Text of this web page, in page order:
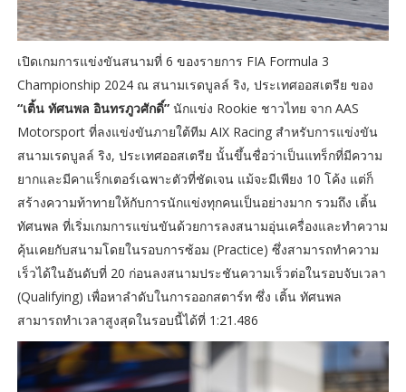
เปิดเกมการแข่งขันสนามที่ 6 ของรายการ FIA Formula 3
Championship 2024 ณ สนามเรดบูลล์ ริง, ประเทศออสเตรีย ของ
“เติ้น ทัศนพล อินทรภูวศักดิ์” นักแข่ง Rookie ชาวไทย จาก AAS
Motorsport ที่ลงแข่งขันภายใต้ทีม AIX Racing สำหรับการแข่งขัน
สนามเรดบูลล์ ริง, ประเทศออสเตรีย นั้นขึ้นชื่อว่าเป็นแทร็กที่มีความ
ยากและมีคาแร็กเตอร์เฉพาะตัวที่ชัดเจน แม้จะมีเพียง 10 โค้ง แต่ก็
สร้างความท้าทายให้กับการนักแข่งทุกคนเป็นอย่างมาก รวมถึง เติ้น
ทัศนพล ที่เริ่มเกมการแข่นขันด้วยการลงสนามอุ่นเครื่องและทำความ
คุ้นเคยกับสนามโดยในรอบการซ้อม (Practice) ซึ่งสามารถทำความ
เร็วได้ในอันดับที่ 20 ก่อนลงสนามประชันความเร็วต่อในรอบจับเวลา
(Qualifying) เพื่อหาลำดับในการออกสตาร์ท ซึ่ง เติ้น ทัศนพล
สามารถทำเวลาสูงสุดในรอบนี้ได้ที่ 1:21.486